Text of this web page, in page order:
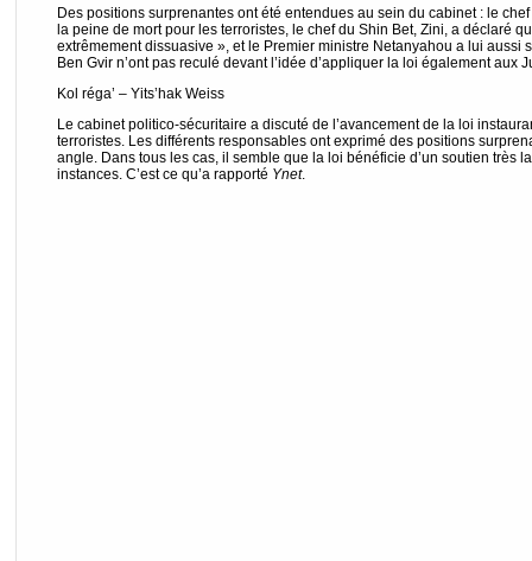
Des positions surprenantes ont été entendues au sein du cabinet : le
la peine de mort pour les terroristes, le chef du Shin Bet, Zini, a déclaré
extrêmement dissuasive », et le Premier ministre Netanyahou a lui aussi
Ben Gvir n’ont pas reculé devant l’idée d’appliquer la loi également aux
Kol réga’ – Yits’hak Weiss
Le cabinet politico-sécuritaire a discuté de l’avancement de la loi
terroristes. Les différents responsables ont exprimé des positions
angle. Dans tous les cas, il semble que la loi bénéficie d’un soutien très
instances. C’est ce qu’a rapporté Ynet.